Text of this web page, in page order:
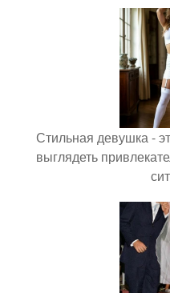
Стильная девушка -
выглядеть